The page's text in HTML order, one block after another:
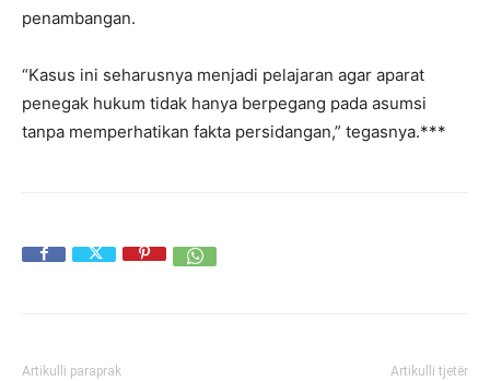
penambangan.
“Kasus ini seharusnya menjadi pelajaran agar aparat
penegak hukum tidak hanya berpegang pada asumsi
tanpa memperhatikan fakta persidangan,” tegasnya.***
Artikulli paraprak Artikulli tjetër